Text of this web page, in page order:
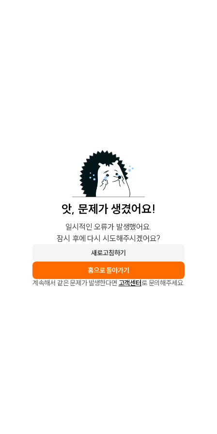
앗, 문제가 생겼어요!
일시적인 오류가 발생했어요.
잠시 후에 다시 시도해주시겠어요?
새로고침하기
홈으로 돌아가기
계속해서 같은 문제가 발생한다면 고객센터로 문의해주세요.